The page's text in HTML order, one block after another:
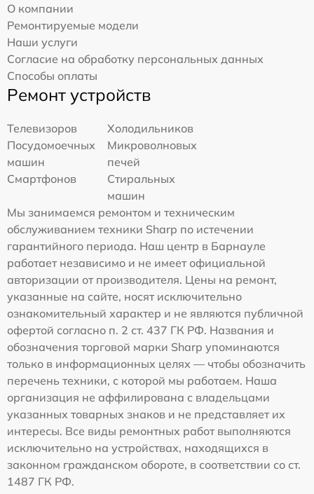
О компании
Ремонтируемые модели
Наши услуги
Согласие на обработку персональных данных
Способы оплаты
Ремонт устройств
Телевизоров
Холодильников
Посудомоечных
машин
Микроволновых
печей
Смартфонов
Стиральных
машин
Мы занимаемся ремонтом и техническим
обслуживанием техники Sharp по истечении
гарантийного периода. Наш центр в Барнауле
работает независимо и не имеет официальной
авторизации от производителя. Цены на ремонт,
указанные на сайте, носят исключительно
ознакомительный характер и не являются публичной
офертой согласно п. 2 ст. 437 ГК РФ. Названия и
обозначения торговой марки Sharp упоминаются
только в информационных целях — чтобы обозначить
перечень техники, с которой мы работаем. Наша
организация не аффилирована с владельцами
указанных товарных знаков и не представляет их
интересы. Все виды ремонтных работ выполняются
исключительно на устройствах, находящихся в
законном гражданском обороте, в соответствии со ст.
1487 ГК РФ.